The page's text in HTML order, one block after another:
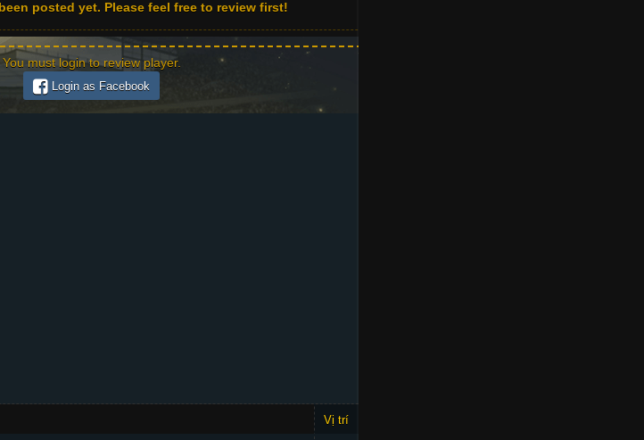
posted yet. Please feel free to review first!
You must login to review player.
Login as Facebook
Vị trí